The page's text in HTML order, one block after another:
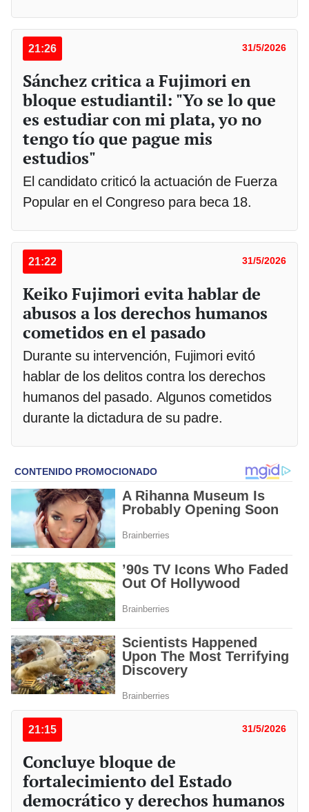
21:26 31/5/2026
Sánchez critica a Fujimori en
bloque estudiantil: "Yo se lo que
es estudiar con mi plata, yo no
tengo tío que pague mis
estudios"
El candidato criticó la actuación de Fuerza
Popular en el Congreso para beca 18.
21:22 31/5/2026
Keiko Fujimori evita hablar de
abusos a los derechos humanos
cometidos en el pasado
Durante su intervención, Fujimori evitó
hablar de los delitos contra los derechos
humanos del pasado. Algunos cometidos
durante la dictadura de su padre.
21:15 31/5/2026
Concluye bloque de
fortalecimiento del Estado
democrático y derechos humanos